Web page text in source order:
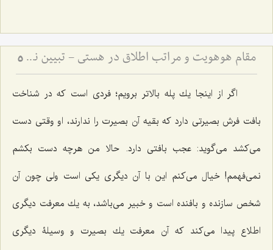
مقام هوهویت و مراتب اطلاق در هستی - تبیین نسبت میان مقام احدیت، واحدیت و ظهورات مادی 5
اگر از اینجا یك پله بالاتر برویم؛ فردى است كه در شناخت
بافت فرش بصیرتى دارد که بقیه آن بصیرت را ندارند، او وقتى دست
مى‌كشد مى‌گوید: عجب بافتى دارد. حالا من هرچه دست بكشم
نمى‌فهمم! خیال مى‌كنم این با آن دیگری یكى است ولى چون آن
شخص سازنده و بافنده است و خبیر می‌باشد، به یك معرفت دیگرى
اطلاع پیدا مى‌كند كه آن معرفت یك بصیرت و وسیلۀ دیگرى